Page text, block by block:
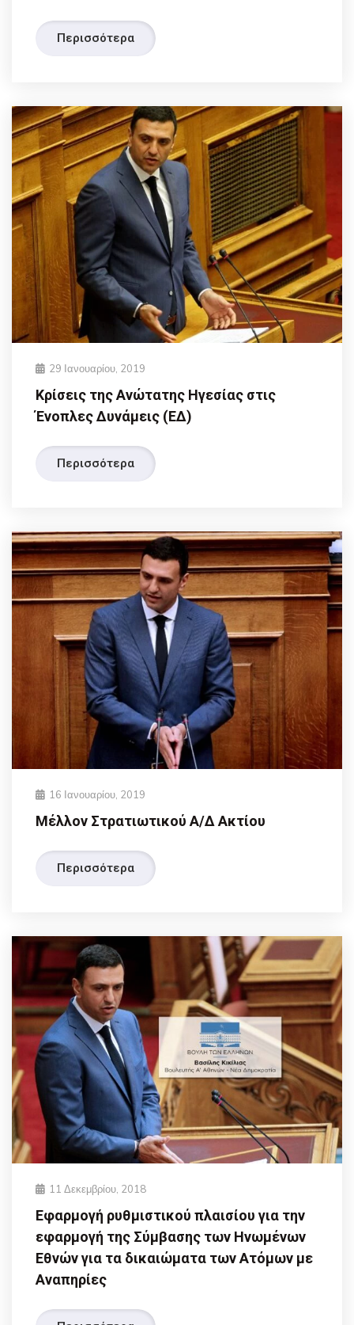
Περισσότερα
29 Ιανουαρίου, 2019
Κρίσεις της Ανώτατης Ηγεσίας στις
Ένοπλες Δυνάμεις (ΕΔ)
Περισσότερα
16 Ιανουαρίου, 2019
Μέλλον Στρατιωτικού Α/Δ Ακτίου
Περισσότερα
11 Δεκεμβρίου, 2018
Εφαρμογή ρυθμιστικού πλαισίου για την
εφαρμογή της Σύμβασης των Ηνωμένων
Εθνών για τα δικαιώματα των Ατόμων με
Αναπηρίες